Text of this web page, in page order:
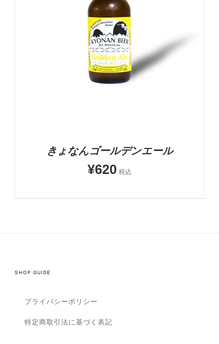
お買い物カゴに追加
詳細
きょなんゴールデンエール
¥620 税込
SHOP GUIDE
プライバシーポリシー
特定商取引法に基づく表記